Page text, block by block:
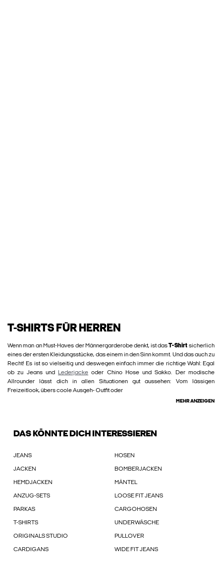
T-SHIRTS FÜR HERREN
Wenn man an Must-Haves der Männergarderobe denkt, ist dasT-Shirt sicherlich
eines der ersten Kleidungsstücke, das einem in den Sinn kommt. Und das auch zu
Recht! Es ist so vielseitig und deswegen einfach immer die richtige Wahl: Egal
ob zu Jeans und
Lederjacke oder Chino Hose und Sakko. Der modische
Allrounder lässt dich in allen Situationen gut aussehen: Vom lässigen
Freizeitlook, übers coole Ausgeh- Outfit oder
MEHR ANZEIGEN
DAS KÖNNTE DICH INTERESSIEREN
JEANS HOSEN
JACKEN BOMBERJACKEN
HEMDJACKEN MÄNTEL
ANZUG-SETS LOOSE FIT JEANS
PARKAS CARGOHOSEN
T-SHIRTS UNDERWÄSCHE
ORIGINALS STUDIO PULLOVER
CARDIGANS WIDE FIT JEANS